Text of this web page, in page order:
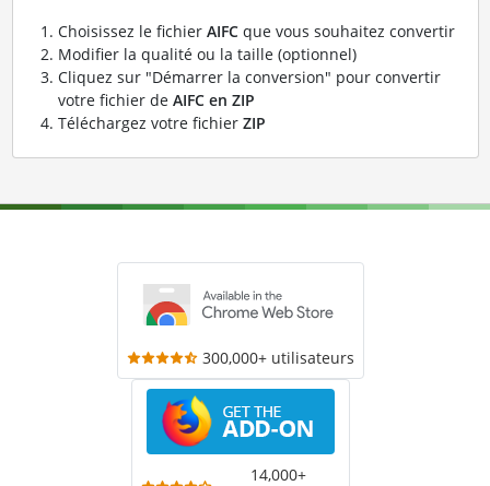
Choisissez le fichier AIFCque vous souhaitez convertir
Modifier la qualité ou la taille (optionnel)
Cliquez sur "Démarrer la conversion" pour convertir
votre fichier de AIFC en ZIP
Téléchargez votre fichier ZIP
300,000+ utilisateurs
14,000+